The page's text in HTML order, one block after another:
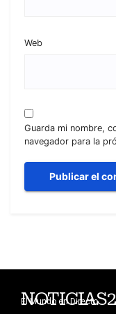
Web
Guarda mi nombre,
navegador para la
El Mundo en Directo